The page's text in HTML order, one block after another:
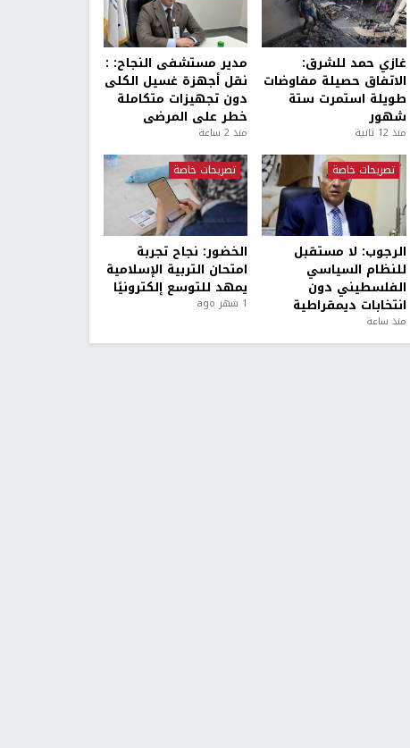
غازي حمد للشرق:
الاتفاق حصيلة مفاوضات
طويلة استمرت ستة
شهور
منذ 12 ثانية
مدير مستشفى النجاح: :
نقل أجهزة غسيل الكلى
دون تجهيزات متكاملة
خطر على المرضى
منذ 2 ساعة
تصريحات خاصة
الرجوب: لا مستقبل
للنظام السياسي
الفلسطيني دون
انتخابات ديمقراطية
منذ ساعة
تصريحات خاصة
الخضور: نجاح تجربة
امتحان التربية الإسلامية
يمهد للتوسع إلكترونيًا
1 شهر ago